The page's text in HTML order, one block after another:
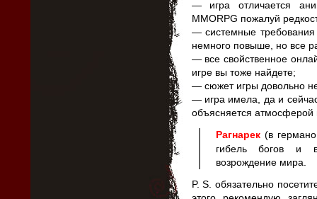
— игра отличается
MMORPG пожалуй
— системные
немного повыше, но все
— все свойственное
игре вы тоже найдете;
— сюжет игры довольно
— игра имела, да и
объясняется атмосферой
Рагнарек(в германо
гибель богов и
возрождение мира.
P. S. обязательно